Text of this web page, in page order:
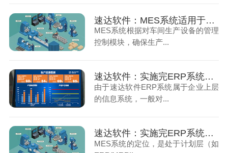
速达软件：MES系统适用于哪些行业？它的具体功能有哪些？（下）
MES系统根据对车间生产设备的管理
控制模块，确保生产...
速达软件：实施完ERP系统为什么还要MES系统（1）
由于速达软件ERP系统属于企业上层
的信息系统，一般对...
速达软件：实施完ERP系统为什么还要MES系统（2）
MES系统的定位，是处于计划层（如